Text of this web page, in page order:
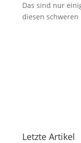
Das sind nur
diesen
Letzte Artikel